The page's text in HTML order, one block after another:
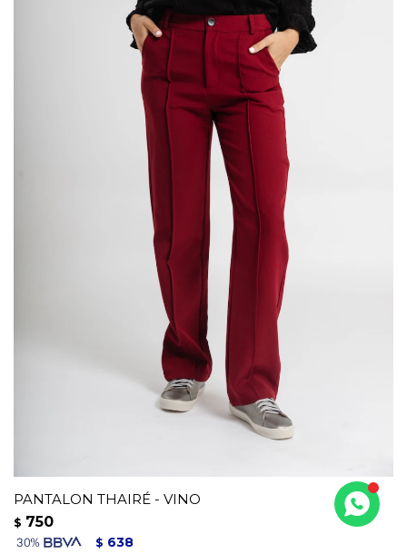
PANTALON THAIRÉ - VINO
$ 750
$ 638